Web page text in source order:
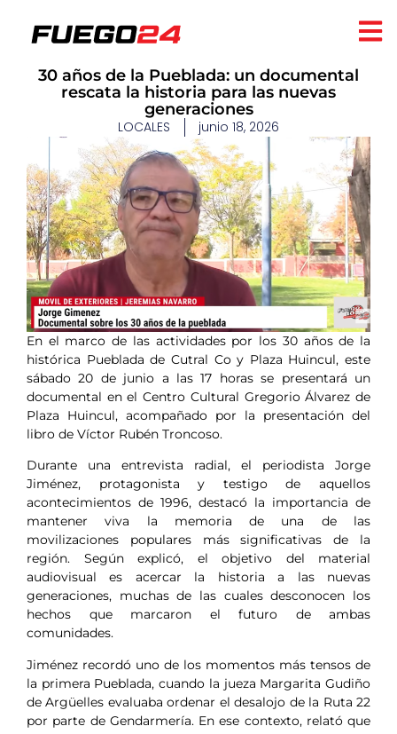
30 años de la Pueblada: un documental
rescata la historia para las nuevas
generaciones
LOCALES junio 18, 2026
En el marco de las actividades por los 30 años de la
histórica Pueblada de Cutral Co y Plaza Huincul, este
sábado 20 de junio a las 17 horas se presentará un
documental en el Centro Cultural Gregorio Álvarez de
Plaza Huincul, acompañado por la presentación del
libro de Víctor Rubén Troncoso.
Durante una entrevista radial, el periodista Jorge
Jiménez, protagonista y testigo de aquellos
acontecimientos de 1996, destacó la importancia de
mantener viva la memoria de una de las
movilizaciones populares más significativas de la
región. Según explicó, el objetivo del material
audiovisual es acercar la historia a las nuevas
generaciones, muchas de las cuales desconocen los
hechos que marcaron el futuro de ambas
comunidades.
Jiménez recordó uno de los momentos más tensos de
la primera Pueblada, cuando la jueza Margarita Gudiño
de Argüelles evaluaba ordenar el desalojo de la Ruta 22
por parte de Gendarmería. En ese contexto, relató que